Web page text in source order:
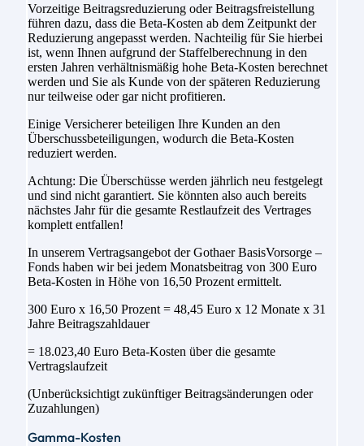
Vorzeitige Beitragsreduzierung oder Beitragsfreistellung
führen dazu, dass die Beta-Kosten ab dem Zeitpunkt der
Reduzierung angepasst werden. Nachteilig für Sie hierbei
ist, wenn Ihnen aufgrund der Staffelberechnung in den
ersten Jahren verhältnismäßig hohe Beta-Kosten berechnet
werden und Sie als Kunde von der späteren Reduzierung
nur teilweise oder gar nicht profitieren.
Einige Versicherer beteiligen Ihre Kunden an den
Überschussbeteiligungen, wodurch die Beta-Kosten
reduziert werden.
Achtung: Die Überschüsse werden jährlich neu festgelegt
und sind nicht garantiert. Sie könnten also auch bereits
nächstes Jahr für die gesamte Restlaufzeit des Vertrages
komplett entfallen!
In unserem Vertragsangebot der Gothaer BasisVorsorge –
Fonds haben wir bei jedem Monatsbeitrag von 300 Euro
Beta-Kosten in Höhe von 16,50 Prozent ermittelt.
300 Euro x 16,50 Prozent = 48,45 Euro x 12 Monate x 31
Jahre Beitragszahldauer
= 18.023,40 Euro Beta-Kosten über die gesamte
Vertragslaufzeit
(Unberücksichtigt zukünftiger Beitragsänderungen oder
Zuzahlungen)
Gamma-Kosten